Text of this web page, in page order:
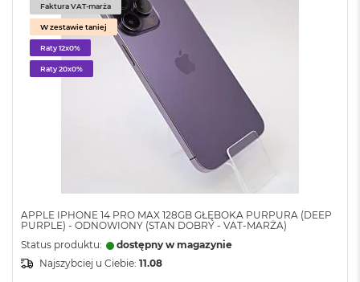
M
a
c
B
o
b
e
l
n
y
Faktura VAT-marża
W zestawie taniej
Raty 12x0%
Raty 20x0%
APPLE IPHONE 14 PRO MAX 128GB GŁĘBOKA PURPURA (DEEP
PURPLE) - ODNOWIONY (STAN DOBRY - VAT-MARŻA)
Status produktu:
dostępny w magazynie
Najszybciej u Ciebie: 11.08